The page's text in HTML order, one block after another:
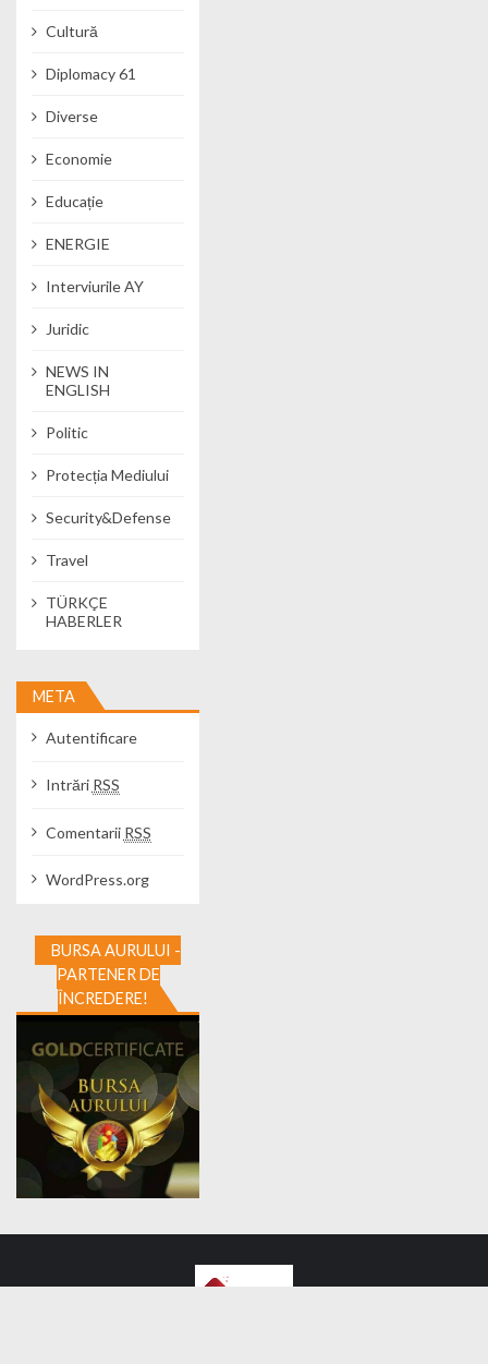
Cultură
Diplomacy 61
Diverse
Economie
Educație
ENERGIE
Interviurile AY
Juridic
NEWS IN
ENGLISH
Politic
Protecția Mediului
Security&Defense
Travel
TÜRKÇE
HABERLER
META
Autentificare
Intrări RSS
Comentarii RSS
WordPress.org
BURSA AURULUI -
PARTENER DE
ÎNCREDERE!